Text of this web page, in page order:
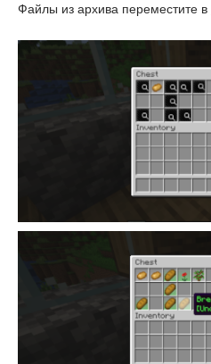
Файлы из архива переместите в